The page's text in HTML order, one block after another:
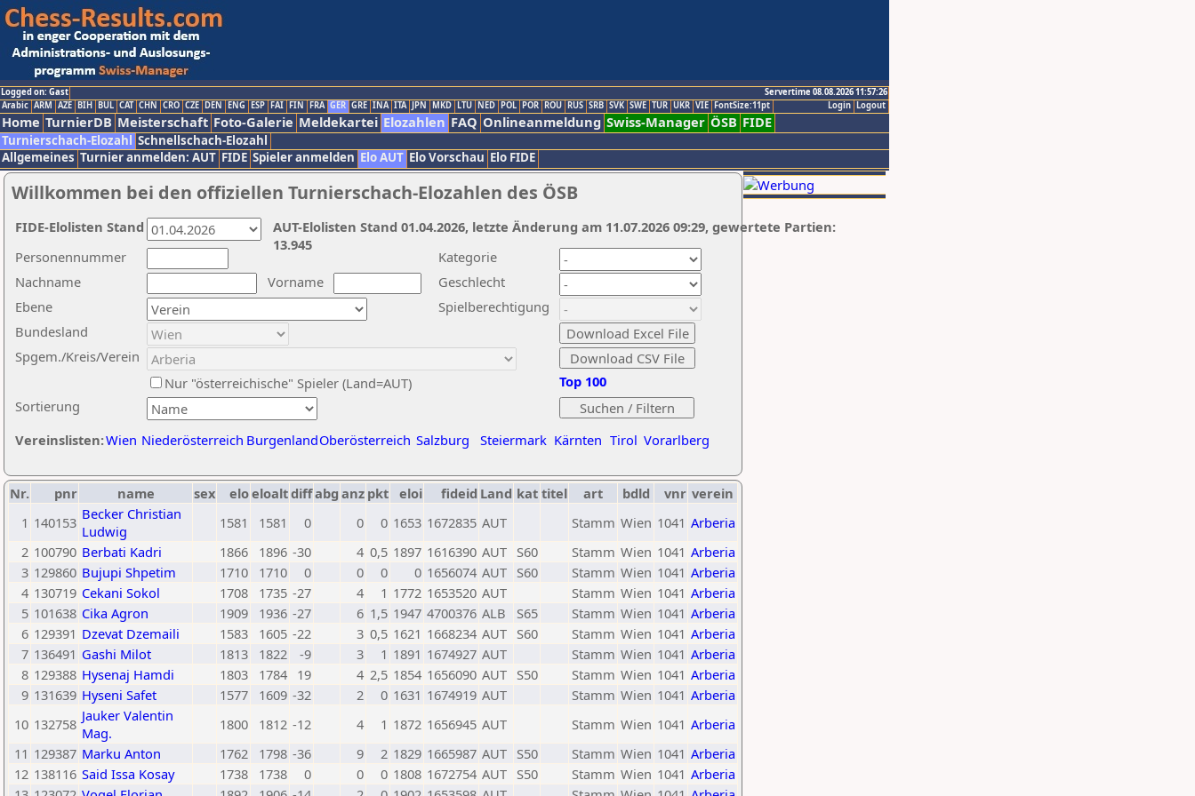
Logged on: Gast
Servertime 08.08.2026 11:57:26
Logout
Login
Arabic ARM AZE BIH BUL CAT CHN CRO CZE DEN ENG ESP FAI FIN FRA GER GRE INA ITA JPN MKD LTU NED POL POR ROU RUS SRB SVK SWE TUR UKR VIE FontSize:11pt
Home TurnierDB Meisterschaft Foto-Galerie Meldekartei Elozahlen FAQ Onlineanmeldung Swiss-Manager ÖSB FIDE
Turnierschach-Elozahl Schnellschach-Elozahl
Allgemeines Turnier anmelden: AUT FIDE Spieler anmelden Elo AUT Elo Vorschau Elo FIDE
Willkommen bei den offiziellen Turnierschach-Elozahlen des ÖSB
Nachname
Vorname
Ebene
Kategorie
Sortierung
Personennummer
Bundesland
Spgem./Kreis/Verein
Geschlecht
Nur "österreichische" Spieler (Land=AUT)
Spielberechtigung
Vereinslisten:Wien Niederösterreich BurgenlandOberösterreich Salzburg Steiermark Kärnten Tirol Vorarlberg
Top 100
AUT-Elolisten Stand 01.04.2026, letzte Änderung am 11.07.2026 09:29, gewertete Partien:
13.945
FIDE-Elolisten Stand
Nr. pnr name sex eloeloaltdiffabg anz pkt eloi fideid Land kat titel art bdld vnr verein
1 140153 Becker Christian
Ludwig
1581 1581 0 0 0 1653 1672835 AUT Stamm Wien 1041 Arberia
2 100790 Berbati Kadri 1866 1896 -30 4 0,5 1897 1616390 AUT S60 Stamm Wien 1041 Arberia
3 129860 Bujupi Shpetim 1710 1710 0 0 0 0 1656074 AUT S60 Stamm Wien 1041 Arberia
4 130719 Cekani Sokol 1708 1735 -27 4 1 1772 1653520 AUT Stamm Wien 1041 Arberia
5 101638 Cika Agron 1909 1936 -27 6 1,5 1947 4700376 ALB S65 Stamm Wien 1041 Arberia
6 129391 Dzevat Dzemaili 1583 1605 -22 3 0,5 1621 1668234 AUT S60 Stamm Wien 1041 Arberia
7 136491 Gashi Milot 1813 1822 -9 3 1 1891 1674927 AUT Stamm Wien 1041 Arberia
8 129388 Hysenaj Hamdi 1803 1784 19 4 2,5 1854 1656090 AUT S50 Stamm Wien 1041 Arberia
9 131639 Hyseni Safet 1577 1609 -32 2 0 1631 1674919 AUT Stamm Wien 1041 Arberia
10 132758 Jauker Valentin
Mag.
1800 1812 -12 4 1 1872 1656945 AUT Stamm Wien 1041 Arberia
11 129387 Marku Anton 1762 1798 -36 9 2 1829 1665987 AUT S50 Stamm Wien 1041 Arberia
12 138116 Said Issa Kosay 1738 1738 0 0 0 1808 1672754 AUT S50 Stamm Wien 1041 Arberia